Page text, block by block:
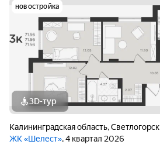
новостройка
3D-тур
Калининградская область,Светлогорск
ЖК «Шелест», 4 квартал 2026